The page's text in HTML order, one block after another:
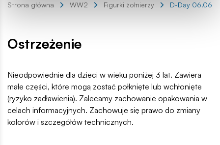
Strona główna WW2 Figurki żołnierzy D-Day
Ostrzeżenie
Nieodpowiednie dla dzieci w wieku poniżej 3 lat. Zawiera
małe części, które mogą zostać połknięte lub wchłonięte
(ryzyko zadławienia). Zalecamy zachowanie opakowania w
celach informacyjnych. Zachowuje się prawo do zmiany
kolorów i szczegółów technicznych.